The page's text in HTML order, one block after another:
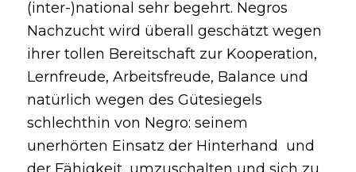
(inter-)national sehr begehrt. Negros
Nachzucht wird überall geschätzt wegen
ihrer tollen Bereitschaft zur Kooperation,
Lernfreude, Arbeitsfreude, Balance und
natürlich wegen des Gütesiegels
schlechthin von Negro: seinem
unerhörten Einsatz der Hinterhand und